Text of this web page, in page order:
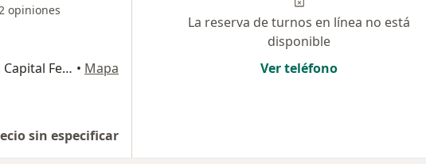
opiniones
Tte. Gral. Juan D. Perón 2150, Capital Federal • Mapa
sin especificar
La reserva de turnos en línea no está
disponible
Ver teléfono